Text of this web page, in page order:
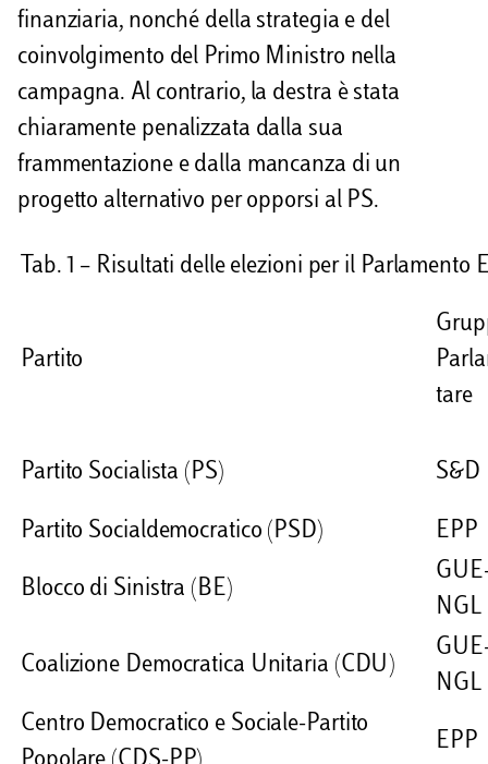
finanziaria, nonché della strategia e del
coinvolgimento del Primo Ministro nella
campagna. Al contrario, la destra è stata
chiaramente penalizzata dalla sua
frammentazione e dalla mancanza di un
progetto alternativo per opporsi al PS.
Tab. 1 – Risultati delle elezioni per il Parlamento
Partito
tare
Partito Socialista (PS) S&D
Partito Socialdemocratico (PSD) EPP
Blocco di Sinistra (BE)
NGL
Coalizione Democratica Unitaria (CDU)
NGL
Centro Democratico e Sociale-Partito
EPP